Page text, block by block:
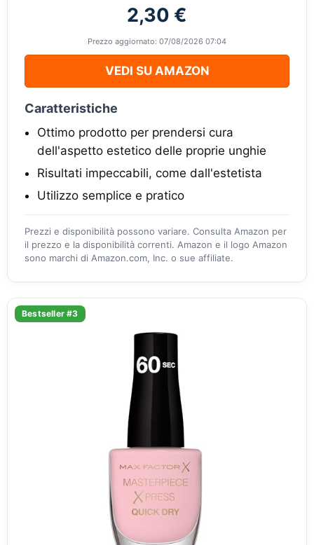
2,30 €
Prezzo aggiornato: 07/08/2026 07:04
VEDI SU AMAZON
Caratteristiche
Ottimo prodotto per prendersi cura
dell'aspetto estetico delle proprie unghie
Risultati impeccabili, come dall'estetista
Utilizzo semplice e pratico
Prezzi e disponibilità possono variare. Consulta Amazon per
il prezzo e la disponibilità correnti. Amazon e il logo Amazon
sono marchi di Amazon.com, Inc. o sue affiliate.
Bestseller #3